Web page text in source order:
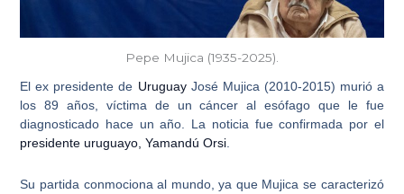
Pepe Mujica (1935-2025).
El ex presidente de Uruguay José Mujica (2010-2015) murió a
los 89 años, víctima de un cáncer al esófago que le fue
diagnosticado hace un año. La noticia fue confirmada por el
presidente uruguayo, Yamandú Orsi
Su partida conmociona al mundo, ya que Mujica se caracterizó